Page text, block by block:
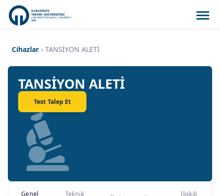
Cihazlar TANSİYON ALETİ
TANSİYON ALETİ
Test Talep Et
Genel
Teknik
İlişkili